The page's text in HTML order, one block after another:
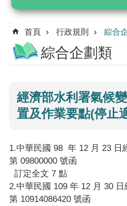
規
令
行
政
綜
合
查
詢
:::
首頁 行政規則 綜合
綜合企劃類
經濟部水利署氣候
置及作業要點(停止
1.中華民國 98 年 12 月 23 日
第 09800000 號函
訂定全文 7 點
2.中華民國 109 年 12 月 30
第 10914086420 號函